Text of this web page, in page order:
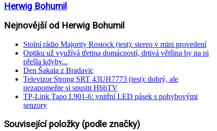
Herwig Bohumil
Nejnovější od Herwig Bohumil
Stolní rádio Majority Rostock (test): stereo v mini provedení
Optiku už využívá třetina domácností, drtivá většina by na ni
přešla kdyby...
Den Šakala z Bradavic
Televizor Strong SRT 43UH7773 (test): dobrý, ale
nezapomeňte si spustit HbbTV
TP-Link Tapo L901-6: vnitřní LED pásek s pohybovými
senzory
Související položky (podle značky)